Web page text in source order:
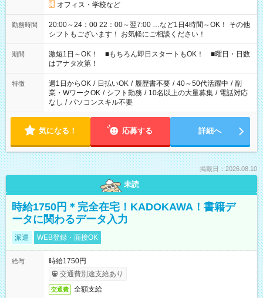
オフィス・学校など
勤務時間
20:00～24：00 22：00～翌7:00 …など1日4時間～OK！ その他
シフトもございます！ お気軽にご相談ください！
期間
激短1日～OK！ ■もちろん即日スタートもOK！ ■曜日・日数
はアナタ次第！
特徴 週1日からOK / 日払いOK / 履歴書不要 / 40～50代活躍中 / 副
業・WワークOK / シフト勤務 / 10名以上の大量募集 / 電話対応
なし / パソコンスキル不要
気になる！ 応募する 詳細へ
掲載日：2026.08.10
未読
時給1750円＊完全在宅！KADOKAWA！書籍デ
ータに関わるデータ入力
派遣 WEB登録・面接OK
給与
時給1750円
交通費別途支給あり
交通費 全額支給